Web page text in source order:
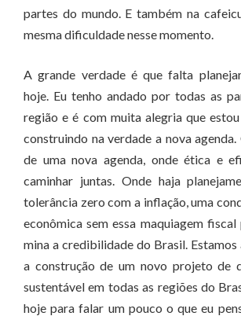
partes do mundo. E também na
mesma dificuldade nesse momento.
A grande verdade é que falta
hoje. Eu tenho andado por todas as
região e é com muita alegria que
construindo na verdade a nova
de uma nova agenda, onde ética e
caminhar juntas. Onde haja
tolerância zero com a inflação, uma
econômica sem essa maquiagem fiscal
mina a credibilidade do Brasil. Estamos
a construção de um novo projeto de
sustentável em todas as regiões do
hoje para falar um pouco o que eu